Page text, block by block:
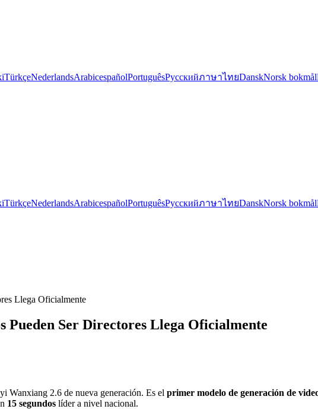
TürkçeNederlandsArabicespañolPortuguêsРусскийภาษาไทยDanskNorsk bokmål
TürkçeNederlandsArabicespañolPortuguêsРусскийภาษาไทยDanskNorsk bokmål
Llega Oficialmente
Pueden Ser Directores Llega Oficialmente
Wanxiang 2.6 de nueva generación. Es el primer modelo de generación de
15 segundos líder a nivel nacional.